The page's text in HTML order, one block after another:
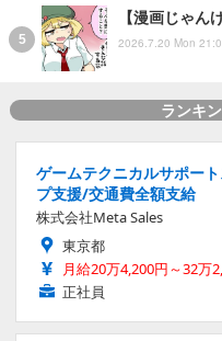
【漫画じゃん
2026.7.20 Mon
ランキ
ゲームテクニカルサポー
プ支援/交通費全額支給
株式会社Meta Sales
東京都
月給20万4,200円～32万
正社員